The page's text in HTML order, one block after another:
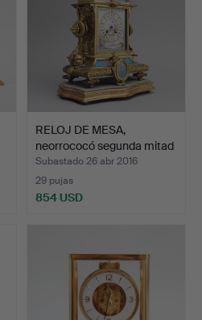
RELOJ DE MESA,
neorrococó segunda mitad
de…
Subastado 26 abr 2016
29 pujas
854 USD